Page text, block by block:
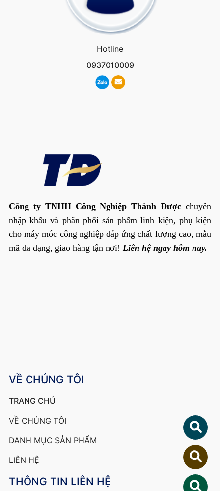
Hotline
0937010009
Công ty TNHH Công Nghiệp Thành Được chuyên
nhập khẩu và phân phối sản phẩm linh kiện, phụ kiện
cho máy móc công nghiệp đáp ứng chất lượng cao, mẫu
mã đa dạng, giao hàng tận nơi! Liên hệ ngay hôm nay.
VỀ CHÚNG TÔI
TRANG CHỦ
VỀ CHÚNG TÔI
DANH MỤC SẢN PHẨM
LIÊN HỆ
THÔNG TIN LIÊN HỆ